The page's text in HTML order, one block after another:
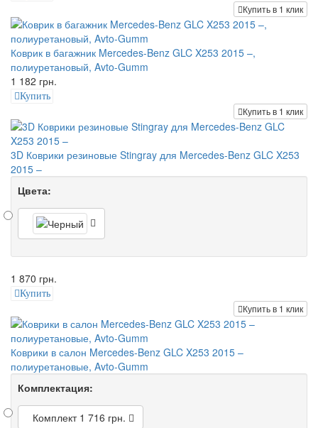
Купить в 1 клик
Коврик в багажник Mercedes-Benz GLC X253 2015 –,
полиуретановый, Avto-Gumm
1 182 грн.
Купить
Купить в 1 клик
3D Коврики резиновые Stingray для Mercedes-Benz GLC X253
2015 –
Цвета:
1 870 грн.
Купить
Купить в 1 клик
Коврики в салон Mercedes-Benz GLC X253 2015 –
полиуретановые, Avto-Gumm
Комплектация:
Комплект 1 716 грн.